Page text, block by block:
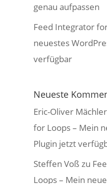
genau aufpassen
Feed Integrator
neuestes
verfügbar
Neueste
Eric-Oliver Mächler
for Loops – Mein
Plugin jetzt
Steffen Voß zu
Loops – Mein